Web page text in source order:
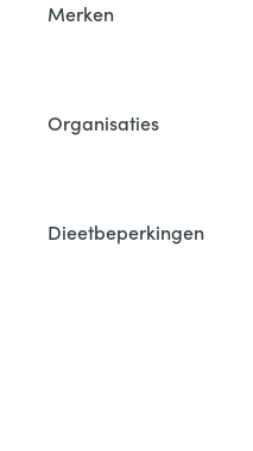
Merken
Organisaties
Dieetbeperkingen